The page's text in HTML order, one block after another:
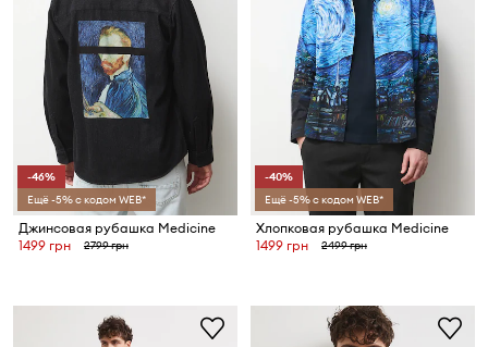
-46%
Ещё -5% с кодом WEB*
Джинсовая рубашка Medicine
1499 грн
2799 грн
-40%
Ещё -5% с кодом WEB*
Хлопковая рубашка Medicine
1499 грн
2499 грн